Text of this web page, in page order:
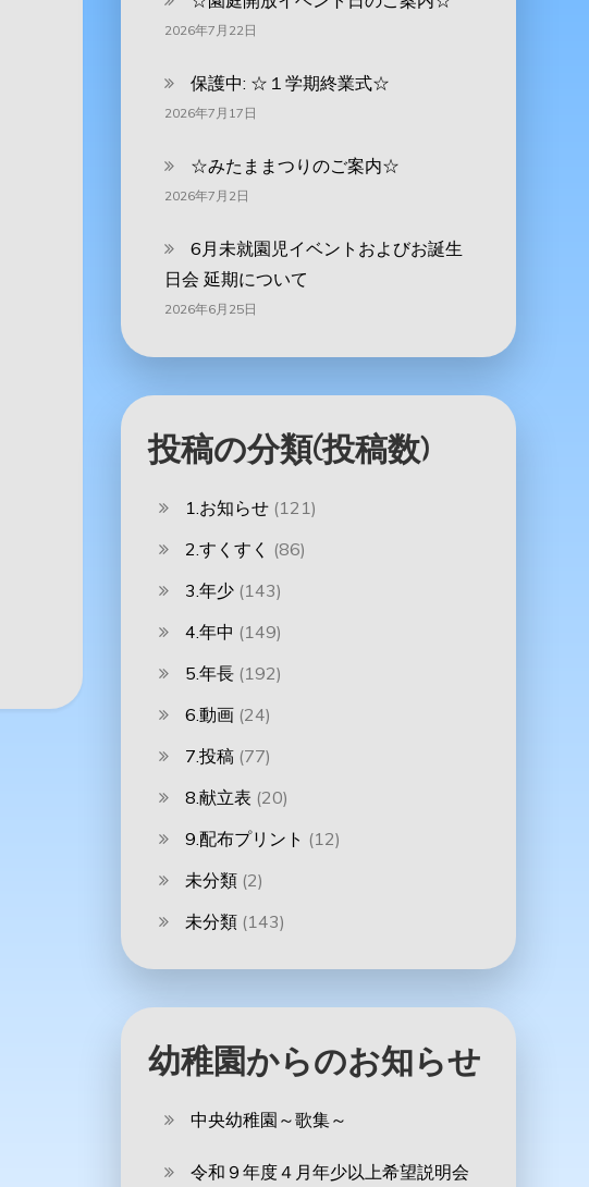
2026年7月22日
保護中: ☆１学期終業式☆
2026年7月17日
☆みたままつりのご案内☆
2026年7月2日
6月未就園児イベントおよびお誕生
日会 延期について
2026年6月25日
投稿の分類(投稿数)
1.お知らせ(121)
2.すくすく (86)
3.年少(143)
4.年中 (149)
5.年長(192)
6.動画(24)
7.投稿(77)
8.献立表 (20)
9.配布プリント (12)
未分類(2)
未分類(143)
幼稚園からのお知らせ
中央幼稚園～歌集～
令和９年度４月年少以上希望説明会